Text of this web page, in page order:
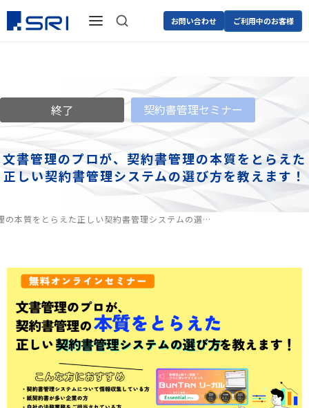
お問い合わせ ご利用中のお客様
終了 契約書管理セミナー
文書管理のプロが、契約書管理の本質をとらえた
正しい契約書管理システムの選び方を教えます！
の本質をとらえた正しい契約書管理システムの選…